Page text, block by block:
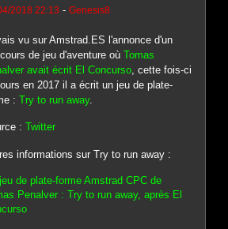
2018 22:13 - Genesis8
vu sur Amstrad.ES l'annonce d'un
de jeu d'aventure où Tomas
avait écrit El Concurso, cette fois-ci
en 2017 il a écrit un jeu de plate-
: Try to run away.
: Twitter
informations sur Try to run away :
de plate-forme Amstrad CPC de
Penalver : Try to run away, après El